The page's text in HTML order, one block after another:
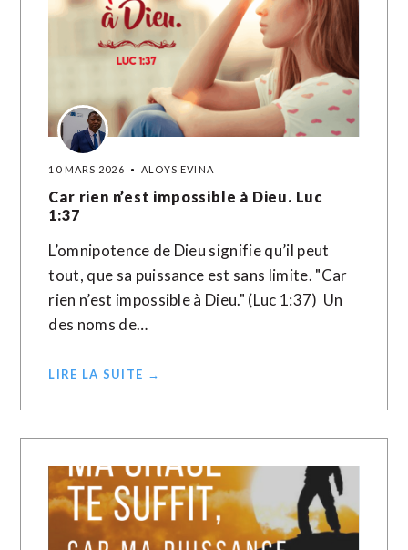
10 MARS 2026 ALOYS EVINA
Car rien n’est impossible à Dieu. Luc
1:37
L’omnipotence de Dieu signifie qu’il peut
tout, que sa puissance est sans limite. "Car
rien n’est impossible à Dieu." (Luc 1:37) Un
des noms de…
LIRE LA SUITE →